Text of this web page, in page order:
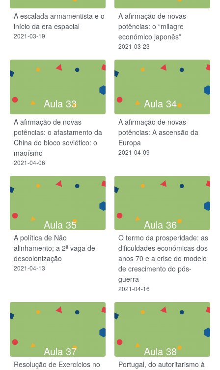
A escalada armamentista e o
início da era espacial
2021-03-19
A afirmação de novas
potências: o “milagre
económico japonês”
2021-03-23
Aula 33
A afirmação de novas
potências: o afastamento da
China do bloco soviético: o
maoísmo
2021-04-06
Aula 34
A afirmação de novas
potências: A ascensão da
Europa
2021-04-09
Aula 35
A política de Não
alinhamento; a 2ª vaga de
descolonização
2021-04-13
Aula 36
O termo da prosperidade: as
dificuldades económicas dos
anos 70 e a crise do modelo
de crescimento do pós-
guerra
2021-04-16
Aula 37
Resolução de Exercícios no
Aula 38
Portugal, do autoritarismo à